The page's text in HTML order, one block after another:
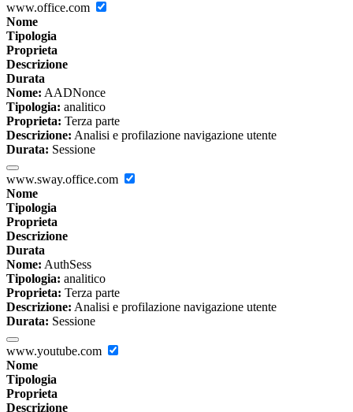
www.office.com
Nome
Tipologia
Proprieta
Descrizione
Durata
Nome: AADNonce
Tipologia: analitico
Proprieta: Terza parte
Descrizione: Analisi e profilazione navigazione utente
Durata: Sessione
www.sway.office.com
Nome
Tipologia
Proprieta
Descrizione
Durata
Nome: AuthSess
Tipologia: analitico
Proprieta: Terza parte
Descrizione: Analisi e profilazione navigazione utente
Durata: Sessione
www.youtube.com
Nome
Tipologia
Proprieta
Descrizione